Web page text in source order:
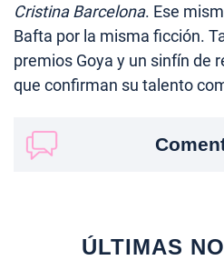
Cristina Barcelona. Ese
Bafta por la misma ficción.
premios Goya y un sinfín de
que confirman su talento
ÚLTIMAS